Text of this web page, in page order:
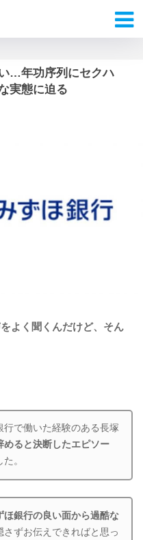
…年功序列にセクハ
実態に迫る
よく聞くんだけど、そん
行で働いた経験のある長塚
めると決断したエピソー
。
ほ銀行の良い面から過酷な
さずお伝えできればと思っ